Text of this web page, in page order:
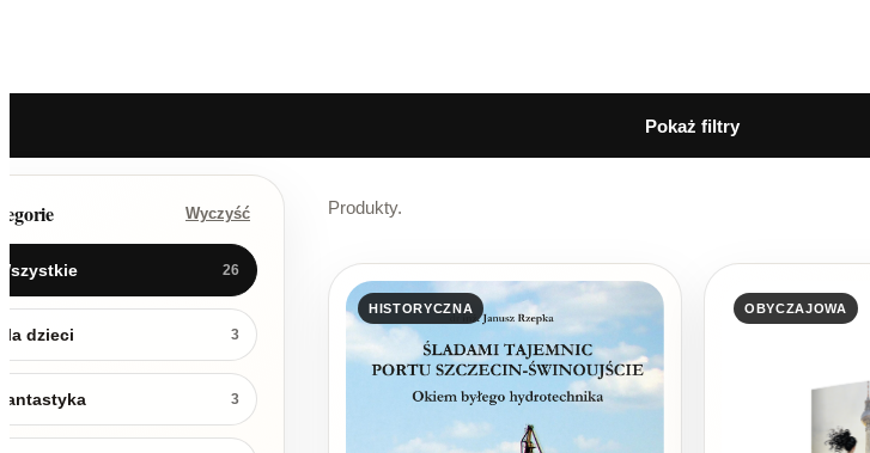
Pokaż filtry
Wyczyść
26
dzieci 3
3
Produkty.
HISTORYCZNA OBYCZAJOWA